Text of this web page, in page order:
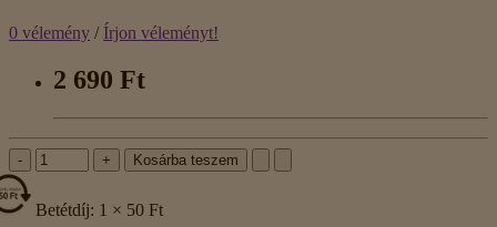
0 vélemény / Írjon véleményt!
2 690 Ft
- + Kosárba teszem
Betétdíj: 1 × 50 Ft